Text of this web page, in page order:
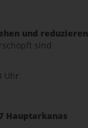
und reduzieren
sind
Uhr
Hauptarkanas